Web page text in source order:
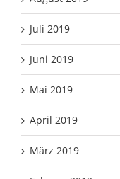
Juli 2019
Juni 2019
Mai 2019
April 2019
März 2019